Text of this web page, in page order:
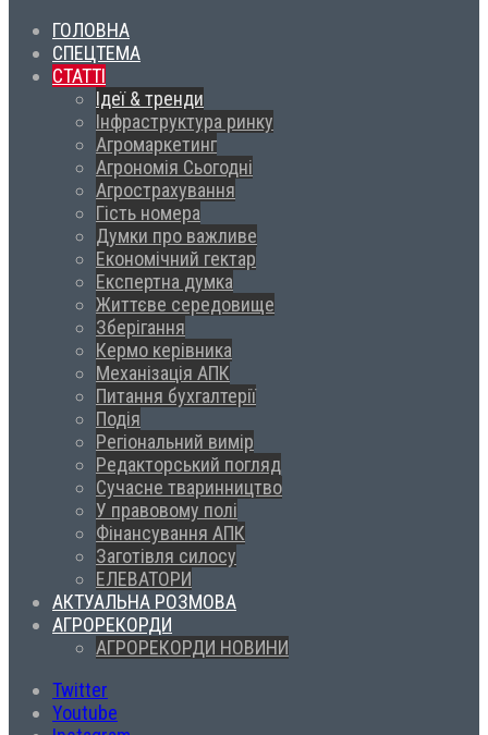
ГОЛОВНА
СПЕЦТЕМА
СТАТТІ
Ідеї & тренди
Інфраструктура ринку
Агромаркетинг
Агрономія Сьогодні
Агрострахування
Гість номера
Думки про важливе
Економічний гектар
Експертна думка
Життєве середовище
Зберігання
Кермо керівника
Механізація АПК
Питання бухгалтерії
Подія
Регіональний вимір
Редакторський погляд
Сучасне тваринництво
У правовому полі
Фінансування АПК
Заготівля силосу
ЕЛЕВАТОРИ
АКТУАЛЬНА РОЗМОВА
АГРОРЕКОРДИ
АГРОРЕКОРДИ НОВИНИ
Twitter
Youtube